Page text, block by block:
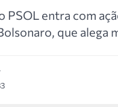
PSOL entra com
que alega